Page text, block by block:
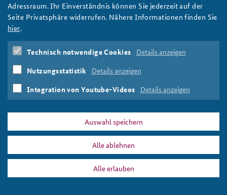
20230913_website-slider-gespraech_808x486px.png
Adressraum. Ihr Einverständnis können Sie jederzeit auf der
Seite Privatsphäre widerrufen. Nähere Informationen finden Sie
hier.
Technisch notwendige Cookies Details anzeigen
Nutzungsstatistik Details anzeigen
Integration von Youtube-Videos Details anzeigen
Auswahl speichern
Alle ablehnen
Alle erlauben